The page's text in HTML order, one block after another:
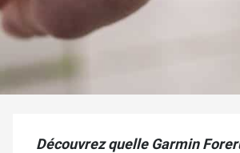
Découvrez quelle Garmin